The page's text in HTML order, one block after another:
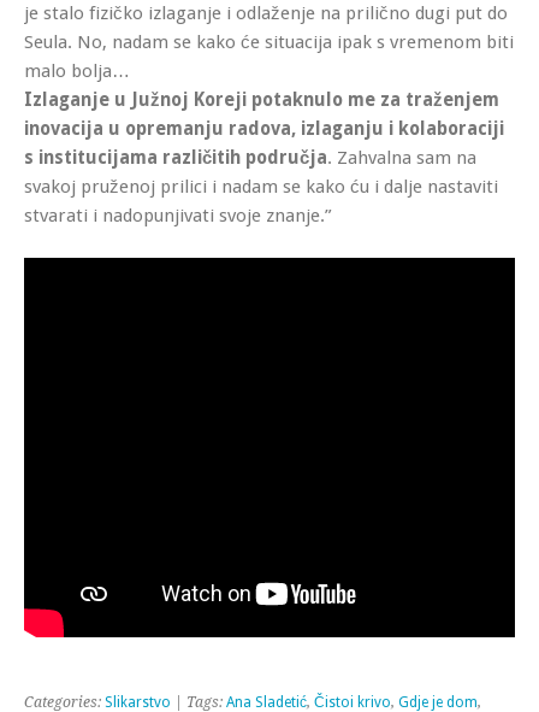
je stalo fizičko izlaganje i odlaženje na prilično dugi put do
Seula. No, nadam se kako će situacija ipak s vremenom biti
malo bolja…
Izlaganje u Južnoj Koreji potaknulo me za traženjem
inovacija u opremanju radova, izlaganju i kolaboraciji
s institucijama različitih područja. Zahvalna sam na
svakoj pruženoj prilici i nadam se kako ću i dalje nastaviti
stvarati i nadopunjivati svoje znanje.”
Categories: Slikarstvo | Tags: Ana Sladetić, Čistoi krivo, Gdje je dom,